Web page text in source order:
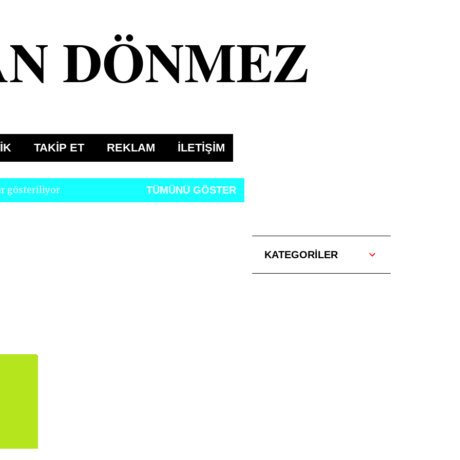
DÖNMEZ
TAKİP ET REKLAM İLETİŞİM
gösteriliyor TÜMÜNÜ GÖSTER
KATEGORİLER